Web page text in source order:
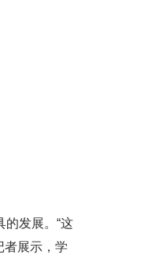
发展。“这
者展示，学